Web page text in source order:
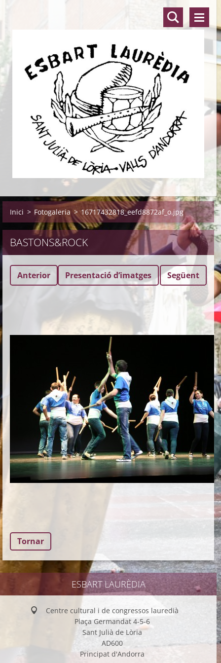
Inici > Fotogaleria > 16717432818_eefd8872af_o.jpg
BASTONS&ROCK
Anterior Presentació dʼimatges Següent
Tornar
ESBART LAURÈDIA
Centre cultural i de congressos lauredià
Plaça Germandat 4-5-6
Sant Julià de Lòria
AD600
Principat d'Andorra